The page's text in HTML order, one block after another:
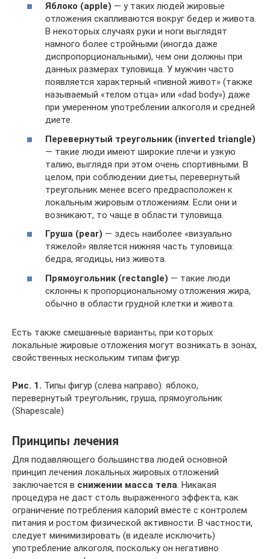
Яблоко (apple) — у таких людей жировые
отложения скапливаются вокруг бедер и живота.
В некоторых случаях руки и ноги выглядят
намного более стройными (иногда даже
диспропорциональными), чем они должны при
данных размерах туловища. У мужчин часто
появляется характерный «пивной живот» (также
называемый «телом отца» или «dad body») даже
при умеренном употреблении алкоголя и средней
диете.
Перевернутый треугольник (inverted triangle)
— такие люди имеют широкие плечи и узкую
талию, выглядя при этом очень спортивными. В
целом, при соблюдении диеты, перевернутый
треугольник менее всего предрасположен к
локальным жировым отложениям. Если они и
возникают, то чаще в области туловища.
Груша (pear) — здесь наиболее «визуально
тяжелой» является нижняя часть туловища:
бедра, ягодицы, низ живота.
Прямоугольник (rectangle) — такие люди
склонны к пропорциональному отложения жира,
обычно в области грудной клетки и живота.
Есть также смешанные варианты, при которых
локальные жировые отложения могут возникать в зонах,
свойственных нескольким типам фигур.
Рис. 1. Типы фигур (слева направо): яблоко,
перевернутый треугольник, груша, прямоугольник
(Shapescale)
Принципы лечения
Для подавляющего большинства людей основной
принцип лечения локальных жировых отложений
заключается в снижении масса тела. Никакая
процедура не даст столь выраженного эффекта, как
ограничение потребления калорий вместе с контролем
питания и ростом физической активности. В частности,
следует минимизировать (в идеале исключить)
употребление алкоголя, поскольку он негативно